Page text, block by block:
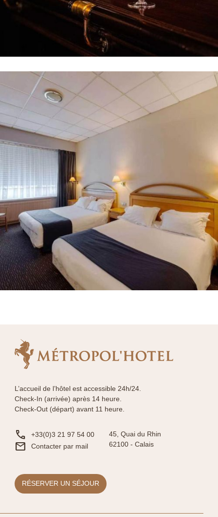
L’accueil de l’hôtel est accessible 24h/24.
Check-In (arrivée) après 14 heure.
Check-Out (départ) avant 11 heure.
phone +33(0)3 21 97 54 00
mail Contacter par mail
45, Quai du Rhin
62100 - Calais
RÉSERVER UN SÉJOUR